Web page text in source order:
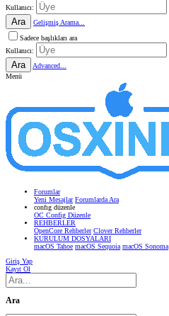
Kullanıcı:
Ara
Gelişmiş Arama...
Sadece başlıkları ara
Kullanıcı:
Ara
Advanced...
Menü
Forumlar
Yeni Mesajlar Forumlarda Ara
confıg düzenle
OC Config Düzenle
REHBERLER
OpenCore Rehberler Clover Rehberler
KURULUM DOSYALARI
macOS Tahoe macOS Sequoia macOS Sonoma
Giriş Yap
Kayıt Ol
Ara